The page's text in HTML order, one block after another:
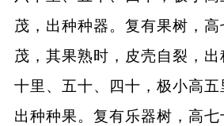
茂，出种种器。复有果树，
茂，其果熟时，皮壳自裂，
十里、五十、四十，极小高五
出种种果。复有乐器树，高七